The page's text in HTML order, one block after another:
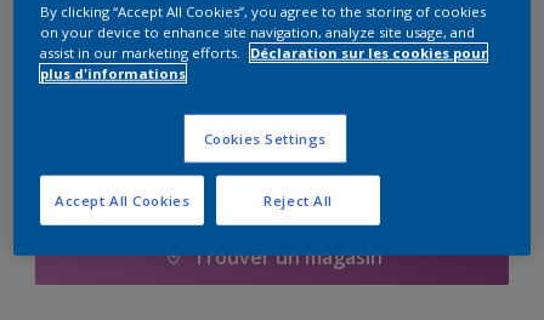
Ce produit n'est pas destiné à la vente en ligne et ne
Add to Shopping list
Trouver un magasin
By clicking “Accept All Cookies”, you agree to the storing of cookies
on your device to enhance site navigation, analyze site usage, and
assist in our marketing efforts.
Déclaration sur les cookies pour
plus d'informations
Cookies Settings
Reject All
Accept All Cookies